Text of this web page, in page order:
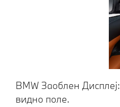
BMW Заоблен
видно поле.